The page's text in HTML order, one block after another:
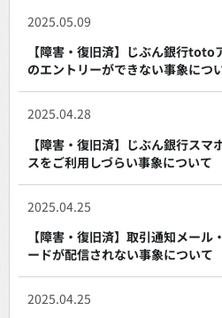
2025.05.09
【障害・復旧済】じぶん銀行toto
のエントリーができない事象につ
2025.04.28
【障害・復旧済】じぶん銀行スマ
スをご利用しづらい事象について
2025.04.25
【障害・復旧済】取引通知メール
ードが配信されない事象について
2025.04.25